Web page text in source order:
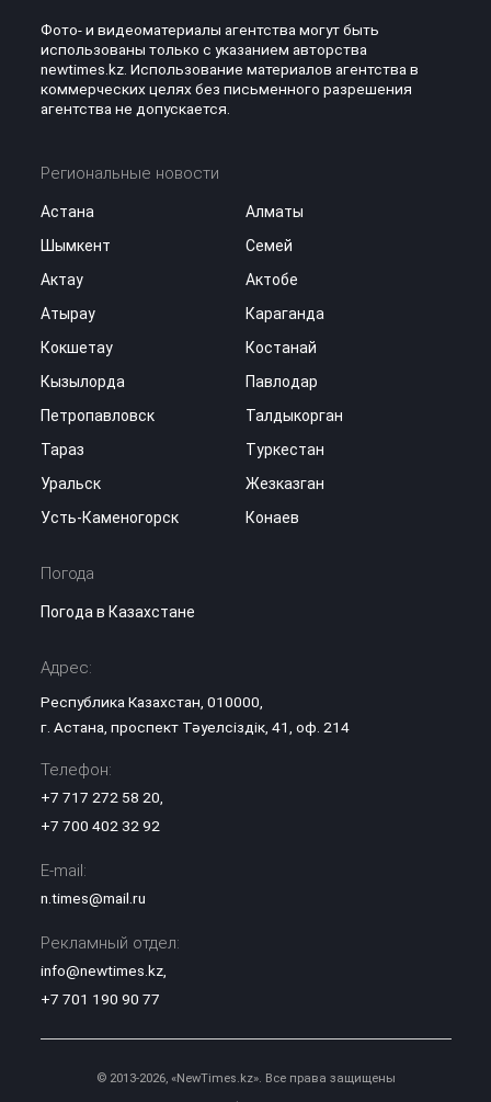
Фото- и видеоматериалы агентства могут быть
использованы только с указанием авторства
newtimes.kz. Использование материалов агентства в
коммерческих целях без письменного разрешения
агентства не допускается.
Региональные новости
Астана
Алматы
Шымкент
Семей
Актау
Актобе
Атырау
Караганда
Кокшетау
Костанай
Кызылорда
Павлодар
Петропавловск
Талдыкорган
Тараз
Туркестан
Уральск
Жезказган
Усть-Каменогорск
Конаев
Погода
Погода в Казахстане
Адрес:
Республика Казахстан, 010000,
г. Астана, проспект Тәуелсіздік, 41, оф. 214
Телефон:
+7 717 272 58 20
+7 700 402 32 92
E-mail:
n.times@mail.ru
Рекламный отдел:
info@newtimes.kz,
+7 701 190 90 77
© 2013-2026, «NewTimes.kz». Все права защищены